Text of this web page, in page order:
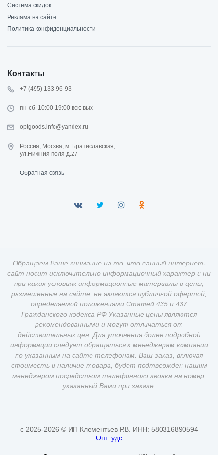
Система скидок
Реклама на сайте
Политика конфиденциальности
Контакты
+7 (495) 133-96-93
пн-сб: 10:00-19:00 вск: вых
optgoods.info@yandex.ru
Россия, Москва, м. Братиславская,
ул.Нижния поля д.27
Обратная связь
Обращаем Ваше внимание на то, что данный интернет-
сайт носит исключительно информационный характер и ни
при каких условиях информационные материалы и цены,
размещенные на сайте, не являются публичной офертой,
определяемой положениями Статей 435 и 437
Гражданского кодекса РФ Указанные цены являются
рекомендованными и могут отличаться от
действительных цен. Для уточнения более подробной
информации следует обращаться к менеджерам компании
по указанным на сайте телефонам. Ваш заказ, включая
стоимость и наличие товара, будет подтвержден нашим
менеджером посредством телефонного звонка на номер,
указанный Вами при заказе.
c 2025-2026 © ИП Клементьев Р.В. ИНН: 580316890594
ОптГудс